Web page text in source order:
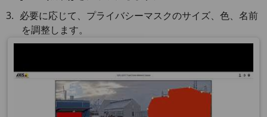
必要に応じて、プライバシーマスクのサイズ、色、名前
を調整します。